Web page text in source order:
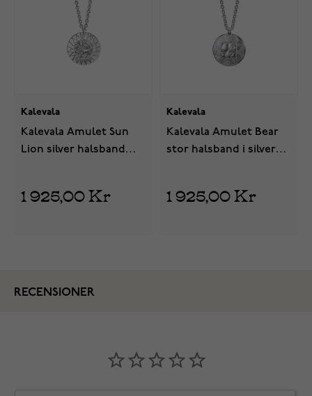
Kalevala
Kalevala Amulet Sun
Lion silver halsband
1 925,00 Kr
Kalevala
Kalevala Amulet Bear
stor halsband i silver
1 925,00 Kr
RECENSIONER